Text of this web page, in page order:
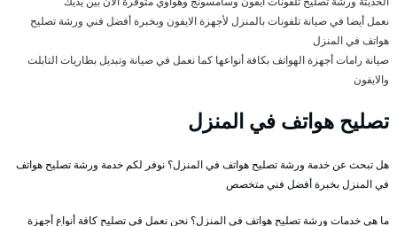
نعمل أيضا في صيانة تلفونات بالمنزل لأجهزة الايفون وبخبرة أفضل فني ورشة تصليح
هواتف في المنزل
صيانة رامات أجهزة الهواتف بكافة أنواعها كما نعمل في صيانة وتبديل بطاريات التابلت
والايفون
تصليح هواتف في المنزل
هل تبحث عن خدمة ورشة تصليح هواتف في المنزل؟ نوفر لكم خدمة ورشة تصليح هواتف
في المنزل بخبرة أفضل فني متخصص
ما هي خدمات ورشة تصليح هواتف في المنزل؟ نحن نعمل في تصليح كافة أنواع أجهزة